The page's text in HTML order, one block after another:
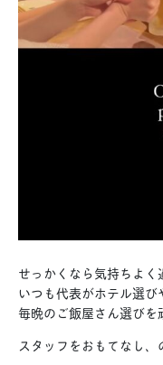
せっかくなら気持ちよく
いつも代表がホテル選び
毎晩のご飯屋さん選びを
スタッフをおもてなし